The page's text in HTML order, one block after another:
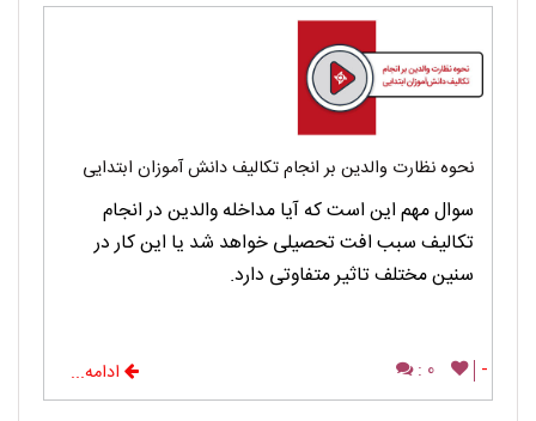
نحوه نظارت والدین بر انجام تکالیف دانش آموزان ابتدایی
سوال مهم این است که آیا مداخله والدین در انجام
تکالیف سبب افت تحصیلی خواهد شد یا این کار در
سنین مختلف تاثیر متفاوتی دارد.
-
0 : ادامه...